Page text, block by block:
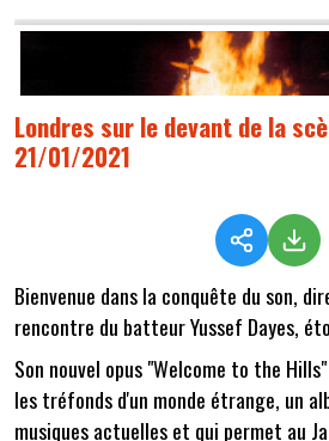
Londres sur le devant de la
21/01/2021
Bienvenue dans la conquête du son,
rencontre du batteur Yussef Dayes,
Son nouvel opus "Welcome to the
les tréfonds d'un monde étrange, un
musiques actuelles et qui permet au